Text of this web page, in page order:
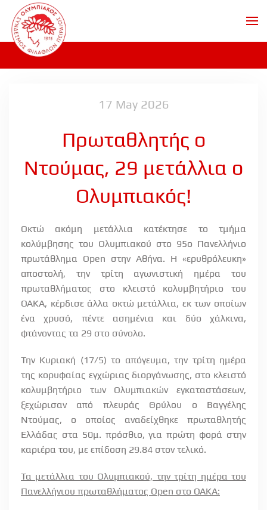
Skip to main content
17 May 2026
Πρωταθλητής ο
Ντούμας, 29 μετάλλια ο
Ολυμπιακός!
Οκτώ ακόμη μετάλλια κατέκτησε το τμήμα
κολύμβησης του Ολυμπιακού στο 95ο Πανελλήνιο
πρωτάθλημα Open στην Αθήνα. Η «ερυθρόλευκη»
αποστολή, την τρίτη αγωνιστική ημέρα του
πρωταθλήματος στο κλειστό κολυμβητήριο του
ΟΑΚΑ, κέρδισε άλλα οκτώ μετάλλια, εκ των οποίων
ένα χρυσό, πέντε ασημένια και δύο χάλκινα,
φτάνοντας τα 29 στο σύνολο.
Την Κυριακή (17/5) το απόγευμα, την τρίτη ημέρα
της κορυφαίας εγχώριας διοργάνωσης, στο κλειστό
κολυμβητήριο των Ολυμπιακών εγκαταστάσεων,
ξεχώρισαν από πλευράς Θρύλου ο Βαγγέλης
Ντούμας, ο οποίος αναδείχθηκε πρωταθλητής
Ελλάδας στα 50μ. πρόσθιο, για πρώτη φορά στην
καριέρα του, με επίδοση 29.84 στον τελικό.
Τα μετάλλια του Ολυμπιακού, την τρίτη ημέρα του
Πανελλήνιου πρωταθλήματος Open στο ΟΑΚΑ: